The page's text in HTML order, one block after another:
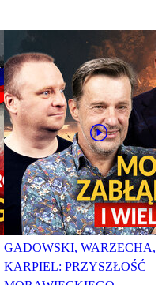
GADOWSKI, WARZECHA,
KARPIEL: PRZYSZŁOŚĆ